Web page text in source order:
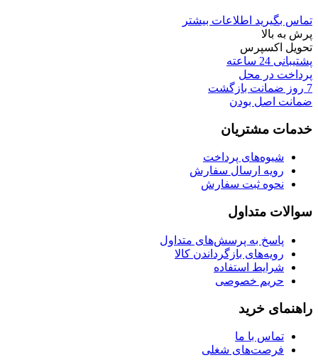
تماس بگیرید اطلاعات بیشتر
پرش به بالا
تحویل اکسپرس
پشتیبانی 24 ساعته
پرداخت در محل
7 روز ضمانت بازگشت
ضمانت اصل بودن
خدمات مشتریان
شیوه‌های پرداخت
رویه ارسال سفارش
نحوه ثبت سفارش
سوالات متداول
پاسخ به پرسش‌های متداول
رویه‌های بازگرداندن کالا
شرایط استفاده
حریم خصوصی
راهنمای خرید
تماس با ما
فرصت‌های شغلی